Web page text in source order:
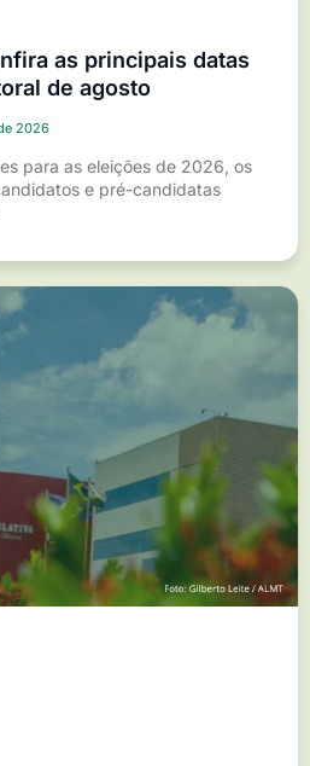
as principais datas
de agosto
2026
para as eleições de 2026, os
e pré-candidatas